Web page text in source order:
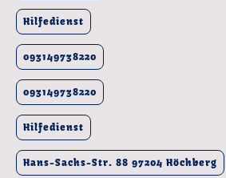
Hilfedienst
093149738220
093149738220
Hilfedienst
Hans-Sachs-Str. 88 97204 Höchberg